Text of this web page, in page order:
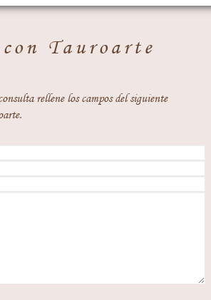
Tauroarte
rellene los campos del siguiente